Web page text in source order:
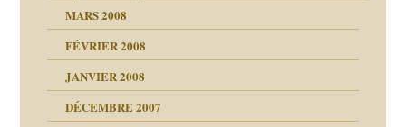
MARS 2008
FÉVRIER 2008
JANVIER 2008
DÉCEMBRE 2007